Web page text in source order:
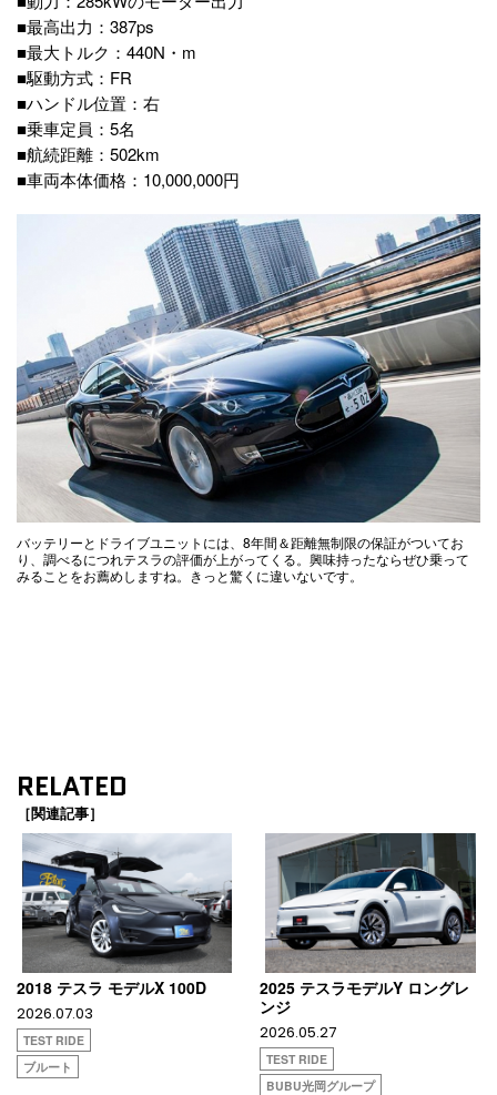
■最高出力：387ps
■最大トルク：440N・m
■駆動方式：FR
■ハンドル位置：右
■乗車定員：5名
■航続距離：502km
■車両本体価格：10,000,000円
バッテリーとドライブユニットには、8年間＆距離無制限の保証がついてお
り、調べるにつれテスラの評価が上がってくる。興味持ったならぜひ乗って
みることをお薦めしますね。きっと驚くに違いないです。
RELATED
［関連記事］
2018 テスラ モデルX 100D
2026.07.03
TEST RIDE
ブルート
2025 テスラモデルY ロングレ
ンジ
2026.05.27
TEST RIDE
BUBU光岡グループ